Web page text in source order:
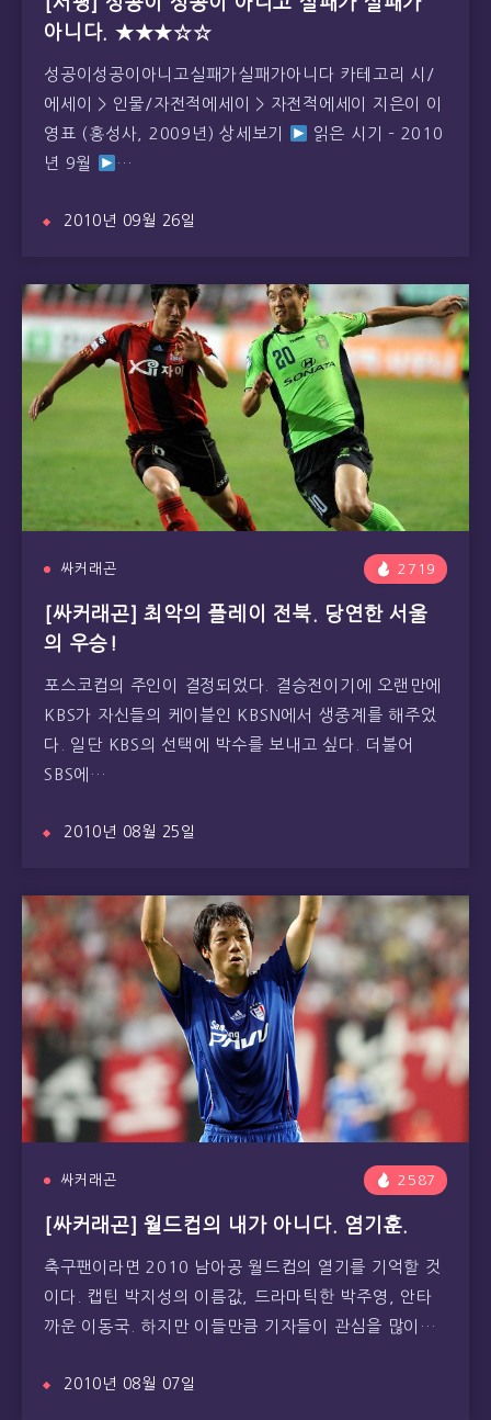
아니다. ★★★☆☆
성공이성공이아니고실패가실패가아니다 카테고리 시/
에세이 > 인물/자전적에세이 > 자전적에세이 지은이 이
영표 (홍성사, 2009년) 상세보기
읽은 시기 – 2010
년 9월
…
2010년 09월 26일
싸커래곤 2719
[싸커래곤] 최악의 플레이 전북. 당연한 서울
의 우승!
포스코컵의 주인이 결정되었다. 결승전이기에 오랜만에
KBS가 자신들의 케이블인 KBSN에서 생중계를 해주었
다. 일단 KBS의 선택에 박수를 보내고 싶다. 더불어
SBS에…
2010년 08월 25일
싸커래곤 2587
[싸커래곤] 월드컵의 내가 아니다. 염기훈.
축구팬이라면 2010 남아공 월드컵의 열기를 기억할 것
이다. 캡틴 박지성의 이름값, 드라마틱한 박주영, 안타
까운 이동국. 하지만 이들만큼 기자들이 관심을 많이…
2010년 08월 07일